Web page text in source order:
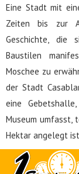
Eine Stadt mit
Zeiten bis zur
Geschichte, die
Baustilen
Moschee zu
der Stadt
eine
Museum umfasst,
Hektar angelegt